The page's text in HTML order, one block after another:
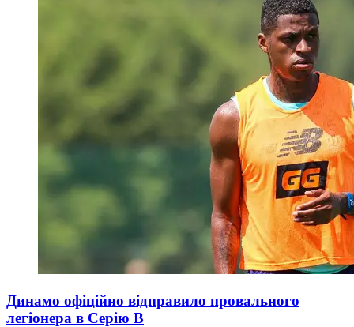
Динамо офіційно відправило провального
легіонера в Серію В